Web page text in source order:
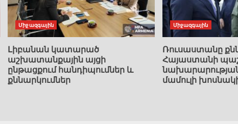
Միջազգային
Լիբանան կատարած
աշխատանքային այցի
ընթացքում հանդիպումներ և
քննարկումներ
Միջազգային
Ռուսաստանը
Հայաստանի
մամուլի